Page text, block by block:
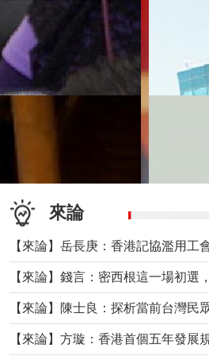
來論